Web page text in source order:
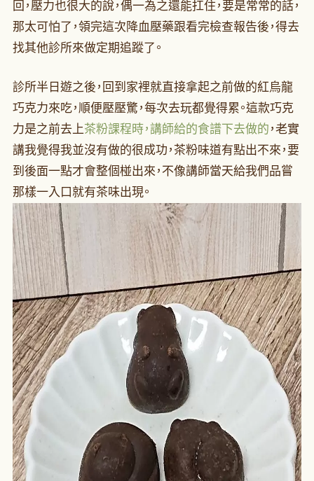
回，壓力也很大的說，偶一為之還能扛住，要是常常的話，
那太可怕了，領完這次降血壓藥跟看完檢查報告後，得去
找其他診所來做定期追蹤了。
診所半日遊之後，回到家裡就直接拿起之前做的紅烏龍
巧克力來吃，順便壓壓驚，每次去玩都覺得累。這款巧克
力是之前去上茶粉課程時，講師給的食譜下去做的，老實
講我覺得我並沒有做的很成功，茶粉味道有點出不來，要
到後面一點才會整個椪出來，不像講師當天給我們品嘗
那樣一入口就有茶味出現。